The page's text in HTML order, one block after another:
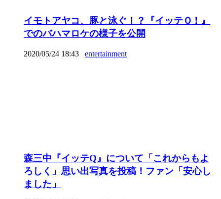
イモトアヤコ、豚と泳ぐ！？『イッテＱ！』
でのバハマロケの様子を公開
2020/05/24 18:43 entertainment
森三中『イッテQ』について「これからもよ
ろしく」思い出写真を投稿！ファン「安心し
ました」